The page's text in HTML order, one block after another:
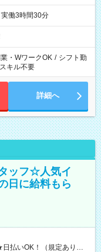
働3時間30分
・WワークOK / シフト勤
キル不要
詳細へ
ッフ☆人気イ
日に給料もら